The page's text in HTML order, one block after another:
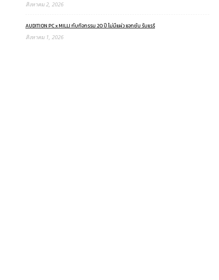
สิงหาคม 2, 2026
AUDITION PC x MILLI กับกิจกรรม 20 ปี ไม่มีแผ่ว แจกยับ รับแรร์
สิงหาคม 1, 2026